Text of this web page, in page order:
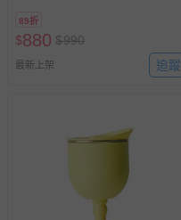
89折
$880 $990
最新上架 追蹤